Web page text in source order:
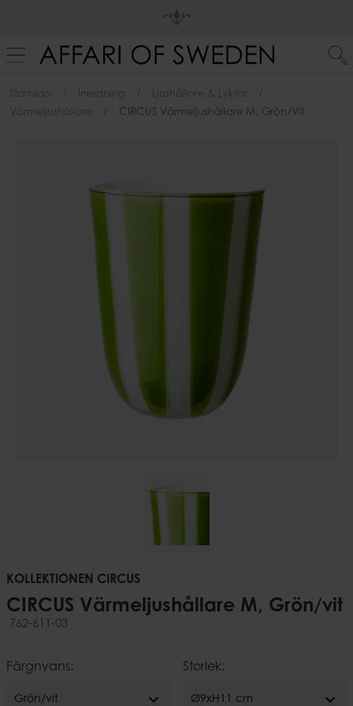
Startsida Inredning
Ljushållare & Lyktor
Värmeljushållare
CIRCUS Värmeljushållare M, Grön/vit
KOLLEKTIONEN CIRCUS
CIRCUS Värmeljushållare M, Grön/vit
762-611-03
Färgnyans:
Grön/vit expand_more
Storlek:
Ø9xH11 cm expand_more